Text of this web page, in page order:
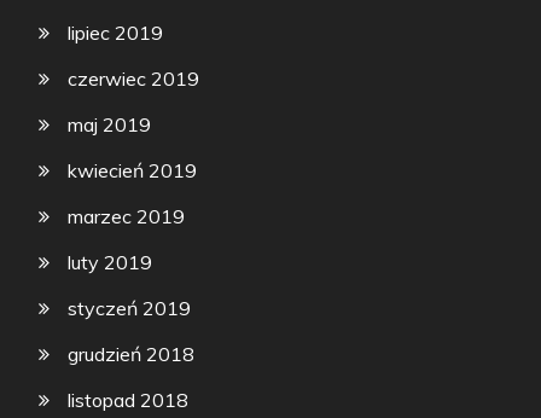
lipiec 2019
czerwiec 2019
maj 2019
kwiecień 2019
marzec 2019
luty 2019
styczeń 2019
grudzień 2018
listopad 2018